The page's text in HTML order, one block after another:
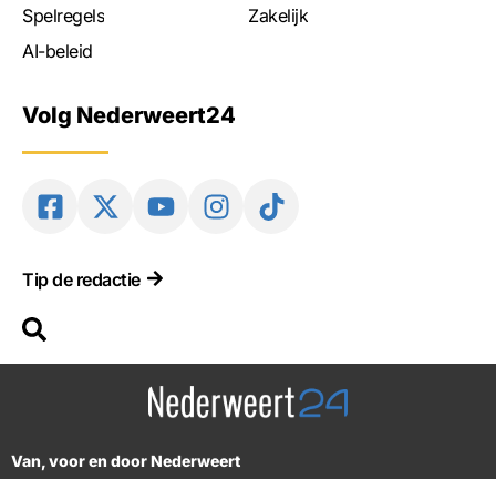
Spelregels
AI-beleid
Zakelijk
Volg Nederweert24
Tip de redactie
Van, voor en door Nederweert